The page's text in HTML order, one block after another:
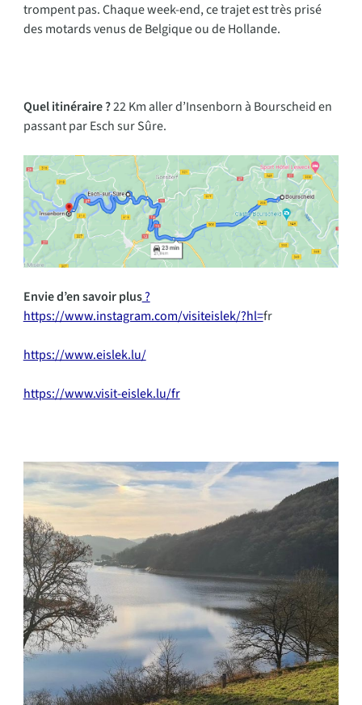
trompent pas. Chaque week-end, ce trajet est très prisé
des motards venus de Belgique ou de Hollande.
Quel itinéraire ?22 Km aller d’Insenborn à Bourscheid en
passant par Esch sur Sûre.
Envie d’en savoir plus?
https://www.instagram.com/visiteislek/?hl=fr
https://www.eislek.lu/
https://www.visit-eislek.lu/fr